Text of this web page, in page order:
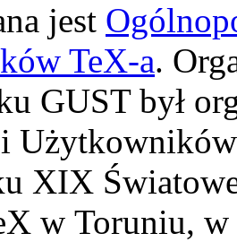
jest
TeX-a.
GUST był
XIX
w Toruniu,